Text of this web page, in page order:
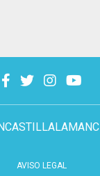
AVISO LEGAL